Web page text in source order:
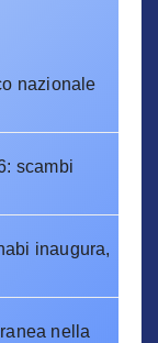
nazionale
scambi
inaugura,
nella